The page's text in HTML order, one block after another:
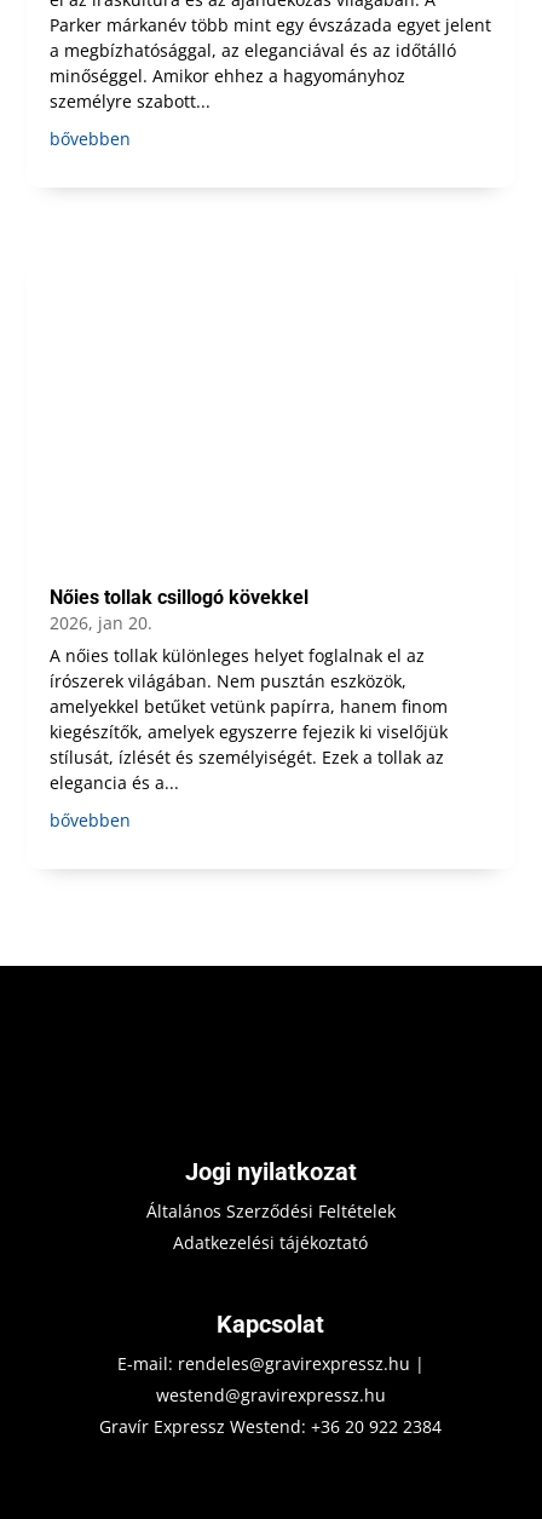
Parker márkanév több mint egy évszázada egyet jelent
a megbízhatósággal, az eleganciával és az időtálló
minőséggel. Amikor ehhez a hagyományhoz
személyre szabott...
bővebben
Nőies tollak csillogó kövekkel
2026, jan 20.
A nőies tollak különleges helyet foglalnak el az
írószerek világában. Nem pusztán eszközök,
amelyekkel betűket vetünk papírra, hanem finom
kiegészítők, amelyek egyszerre fejezik ki viselőjük
stílusát, ízlését és személyiségét. Ezek a tollak az
elegancia és a...
bővebben
Jogi nyilatkozat
Általános Szerződési Feltételek
Adatkezelési tájékoztató
Kapcsolat
E-mail: rendeles@gravirexpressz.hu |
westend@gravirexpressz.hu
Gravír Expressz Westend:+36 20 922 2384